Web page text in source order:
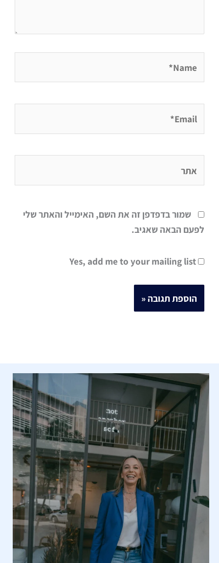
שמור בדפדפן זה את השם, האימייל והאתר שלי
לפעם הבאה שאגיב.